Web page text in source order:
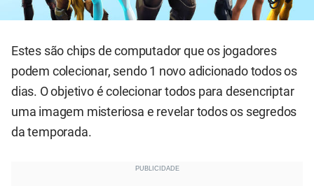
Estes são chips de computador que os jogadores
podem colecionar, sendo 1 novo adicionado todos os
dias. O objetivo é colecionar todos para desencriptar
uma imagem misteriosa e revelar todos os segredos
da temporada.